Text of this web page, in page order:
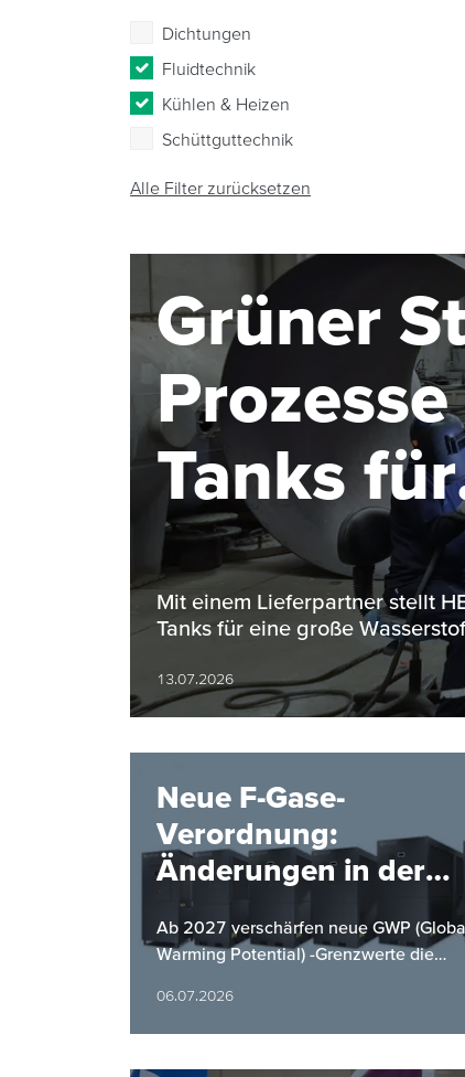
Dichtungen
Fluidtechnik
Kühlen & Heizen
Schüttguttechnik
Alle Filter zurücksetzen
Grüner
Prozesse
Tanks für
Bereich
Mit einem Lieferpartner stellt
Tanks für eine große
13.07.2026
Neue F-Gase-
Verordnung:
Änderungen in der
Kältemittelverordnung
ab 2027
Ab 2027 verschärfen neue GWP
Warming Potential) -Grenzwerte die
HYFRA bietet mit einer neuen Baureihe
eine…
06.07.2026